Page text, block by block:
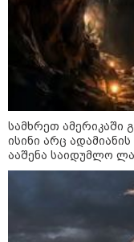
მეცნიერება
სამხრეთ ამერიკაში
ისინი არც
ააშენა საიდუმლო